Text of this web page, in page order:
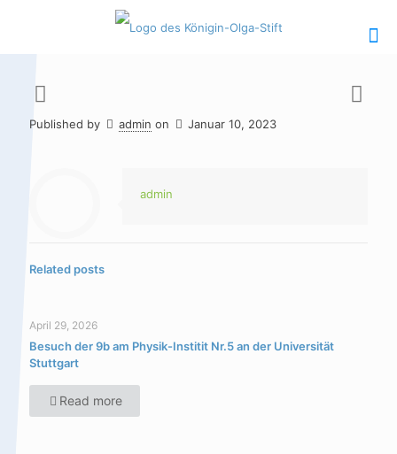
Alt + Shift + S
Kontakte /
Sekretariat
Published by admin on Januar 10, 2023
admin
Related posts
April 29, 2026
Besuch der 9b am Physik-Institit Nr.5 an der Universität
Stuttgart
Read more